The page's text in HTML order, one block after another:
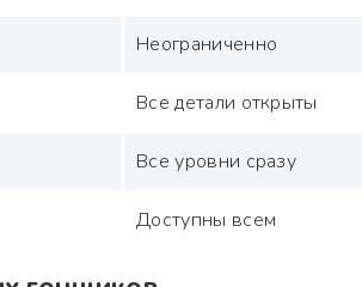
Неограниченно
Все детали открыты
Все уровни сразу
Доступны всем